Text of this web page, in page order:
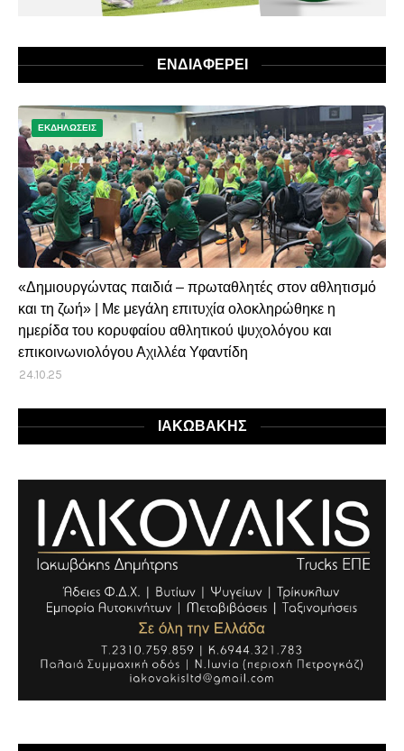
ΕΝΔΙΑΦΕΡΕΙ
ΕΚΔΗΛΩΣΕΙΣ
«Δημιουργώντας παιδιά – πρωταθλητές στον αθλητισμό
και τη ζωή» | Με μεγάλη επιτυχία ολοκληρώθηκε η
ημερίδα του κορυφαίου αθλητικού ψυχολόγου και
επικοινωνιολόγου Αχιλλέα Υφαντίδη
24.10.25
ΙΑΚΩΒΑΚΗΣ